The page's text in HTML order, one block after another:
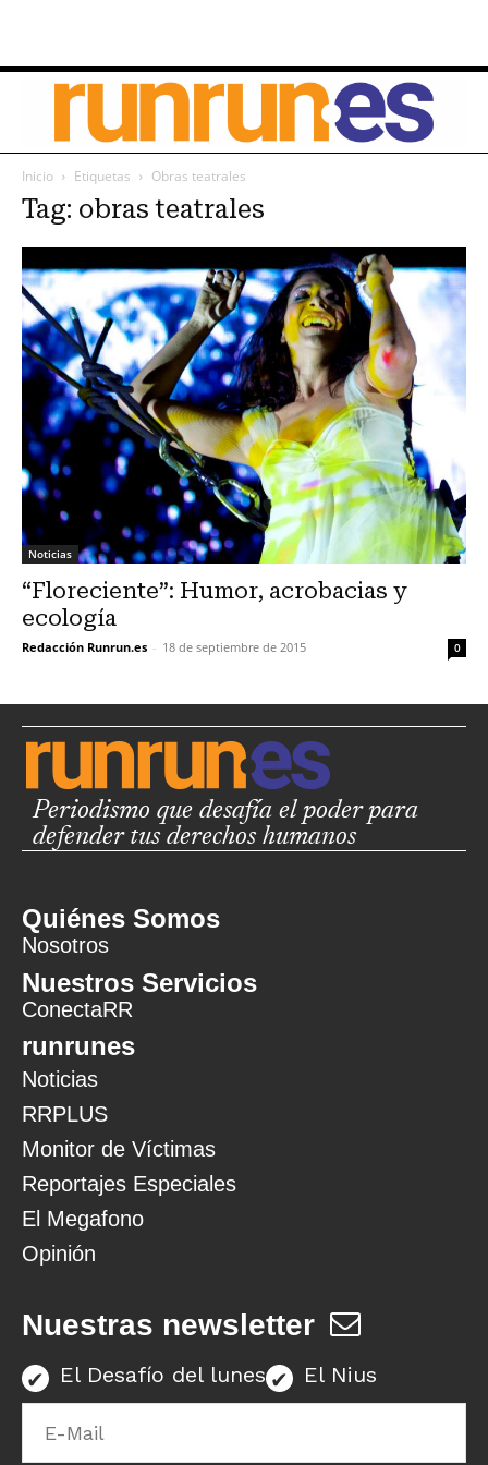
Inicio Etiquetas Obras teatrales
Tag: obras teatrales
Noticias
“Floreciente”: Humor, acrobacias y
ecología
Redacción Runrun.es - 18 de septiembre de 2015 0
Periodismo que desafía el poder para
defender tus derechos humanos
Quiénes Somos
Nosotros
Nuestros Servicios
ConectaRR
runrunes
Noticias
RRPLUS
Monitor de Víctimas
Reportajes Especiales
El Megafono
Opinión
Nuestras newsletter
El Desafío del lunes El Nius